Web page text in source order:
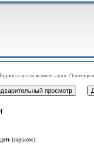
-
-
-
-
-
-
-
-
на комментарии.
(сарказм).